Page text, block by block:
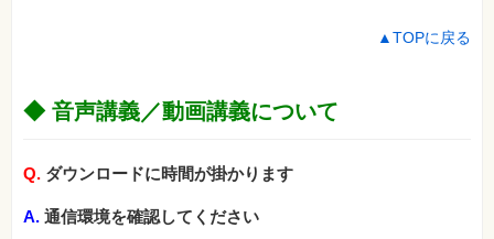
▲TOPに戻る
◆ 音声講義／動画講義について
Q. ダウンロードに時間が掛かります
A. 通信環境を確認してください